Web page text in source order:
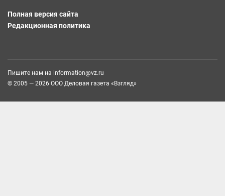
Полная версия сайта
Редакционная политика
Пишите нам на information@vz.ru
© 2005 — 2026 ООО Деловая газета «Взгляд»